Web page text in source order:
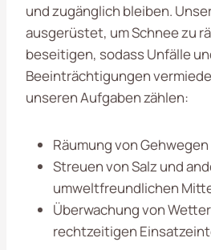
und zugänglich bleiben.
ausgerüstet, um Schnee zu
beseitigen, sodass Unfälle
Beeinträchtigungen
unseren Aufgaben zählen:
Räumung von
Streuen von Salz und
umweltfreundlichen
Überwachung von
rechtzeitigen